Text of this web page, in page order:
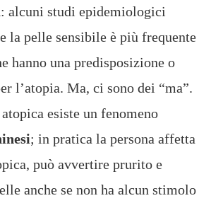
: alcuni studi epidemiologici
la pelle sensibile è più frequente
hanno una predisposizione o
l’atopia. Ma, ci sono dei “ma”.
esiste un fenomeno
; in pratica la persona affetta
può avvertire prurito e
anche se non ha alcun stimolo